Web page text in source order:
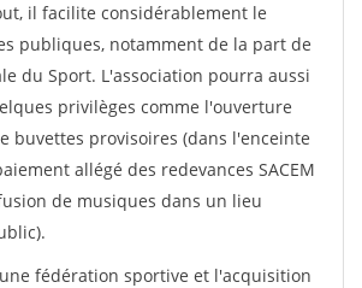
il facilite considérablement le
publiques, notamment de la part de
du Sport. L'association pourra aussi
privilèges comme l'ouverture
buvettes provisoires (dans l'enceinte
allégé des redevances SACEM
de musiques dans un lieu
fédération sportive et l'acquisition